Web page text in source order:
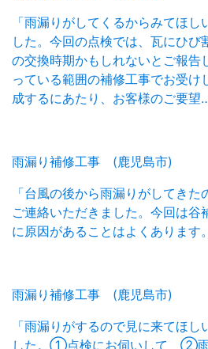
「雨漏りがしてくるからみてほし
した。今回の点検では、瓦にひび
の交換時期かもしれないとご報告
っている範囲の補修工事でお受け
成するにあたり、お客様のご要望
雨漏り補修工事 (鹿児島市)
「台風の後から雨漏りがしてき
ご連絡いただきました。今回は谷
に原因があることはよくあります。
雨漏り補修工事 (鹿児島市)
「雨漏りがするので見に来てほし
した。①点検にお伺いして ②